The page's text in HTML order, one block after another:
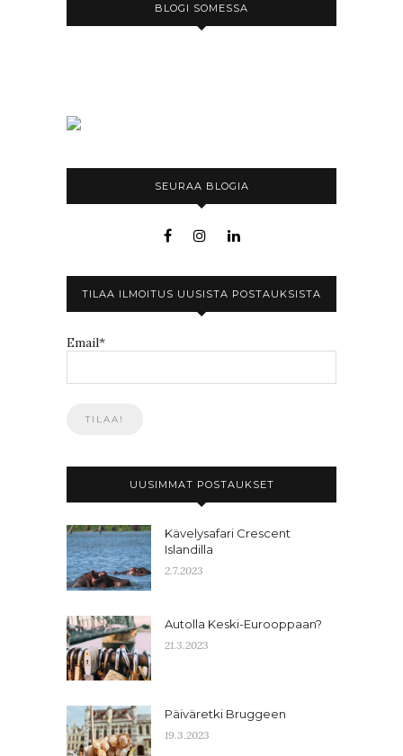
BLOGI SOMESSA
SEURAA BLOGIA
TILAA ILMOITUS UUSISTA POSTAUKSISTA
Email*
UUSIMMAT POSTAUKSET
Kävelysafari Crescent
Islandilla
2.7.2023
Autolla Keski-Eurooppaan?
21.3.2023
Päiväretki Bruggeen
19.3.2023